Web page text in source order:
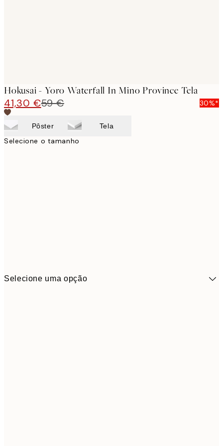
Hokusai - Yoro Waterfall In Mino Province Tela
41,30 €59 € 30%*
Pôster Tela
Selecione o tamanho
Selecione uma opção